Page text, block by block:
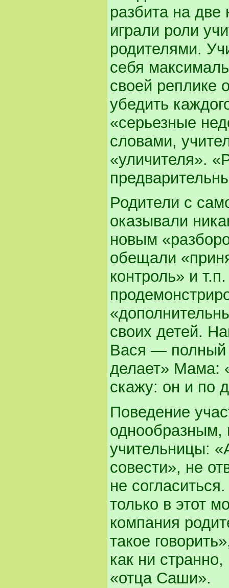
разбита на
играли роли
родителями.
себя
своей реплике
убедить
«серьезные
словами,
«уличителя».
Родители с
оказывали
новым
обещали
контроль» и
своих детей.
Вася — полный
делает» Мама:
скажу: он и по
Поведение
однообразным,
учительницы:
совести», не
не
только в этот
компания
такое
как ни
«отца Саши».